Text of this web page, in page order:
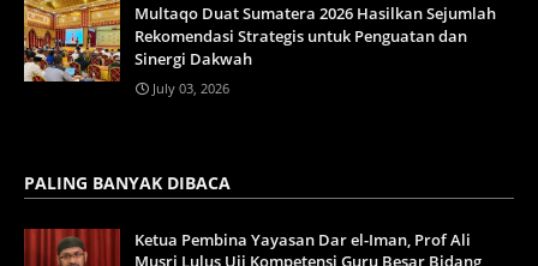
Multaqo Duat Sumatera 2026 Hasilkan Sejumlah
Rekomendasi Strategis untuk Penguatan dan
Sinergi Dakwah
July 03, 2026
PALING BANYAK DIBACA
Ketua Pembina Yayasan Dar el-Iman, Prof Ali
Musri Lulus Uji Kompetensi Guru Besar Bidang